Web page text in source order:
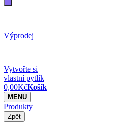
Výprodej
Vytvořte si
vlastní pytlík
0,00KčKošík
MENU
Produkty
Zpět